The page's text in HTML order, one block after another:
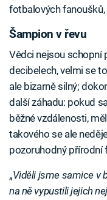
fotbalových fanoušků,
Šampion v řevu
Vědci nejsou schopní
decibelech, velmi se
ale bizarně silný;
další záhadu: pokud
běžné vzdálenosti,
takového se ale
pozoruhodný přírodní
„Viděli jsme samice v
na ně vypustili jejich